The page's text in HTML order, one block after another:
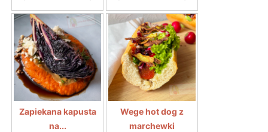
Zapiekana kapusta
na...
Wege hot dog z
marchewki